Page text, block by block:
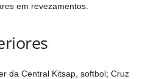
em revezamentos.
da Central Kitsap, softbol; Cruz